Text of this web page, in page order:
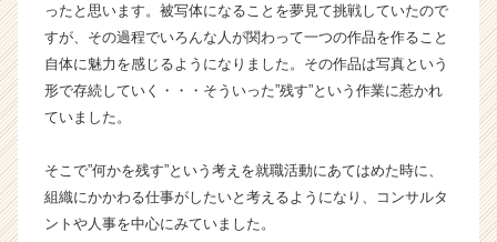
チ
ア
キ
h
e
e
ったと思います。被写体になることを夢見て挑戦していたので
すが、その過程でいろんな人が関わって一つの作品を作ること
自体に魅力を感じるようになりました。その作品は写真という
形で存続していく・・・そういった”残す”という作業に惹かれ
ていました。
そこで”何かを残す”という考えを就職活動にあてはめた時に、
組織にかかわる仕事がしたいと考えるようになり、コンサルタ
ントや人事を中心にみていました。